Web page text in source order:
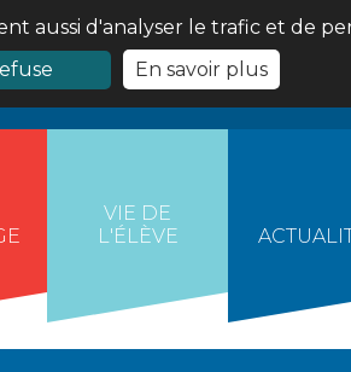
aussi d'analyser le trafic et de
En savoir plus
VIE DE
L'ÉLÈVE